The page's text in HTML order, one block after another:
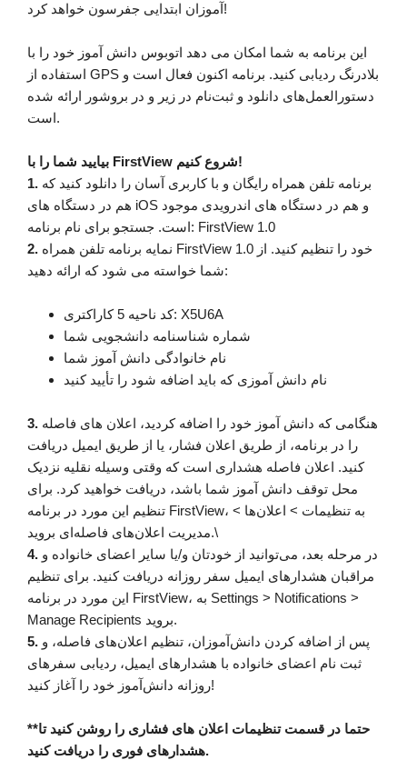
آموزان ابتدایی جفرسون خواهد کرد!
این برنامه به شما امکان می دهد اتوبوس دانش آموز خود را با
استفاده از GPS بلادرنگ ردیابی کنید. برنامه اکنون فعال است و
دستورالعمل‌های دانلود و ثبت‌نام در زیر و در بروشور ارائه شده
است.
بیایید شما را با FirstView شروع کنیم!
1.
هم در دستگاه های iOS و هم در دستگاه های اندرویدی موجود
است. جستجو برای نام برنامه: FirstView 1.0
2.
شما خواسته می شود که ارائه دهید:
کد ناحیه 5 کاراکتری: X5U6A
شماره شناسنامه دانشجویی شما
نام خانوادگی دانش آموز شما
نام دانش آموزی که باید اضافه شود را تأیید کنید
3.
را در برنامه، از طریق اعلان فشار، یا از طریق ایمیل دریافت
کنید. اعلان فاصله هشداری است که وقتی وسیله نقلیه نزدیک
محل توقف دانش آموز شما باشد، دریافت خواهید کرد. برای
تنظیم این مورد در برنامه FirstView، به تنظیمات > اعلان‌ها >
مدیریت اعلان‌های فاصله‌ای بروید.\
4.
مراقبان هشدارهای ایمیل سفر روزانه دریافت کنید. برای تنظیم
این مورد در برنامه FirstView، به Settings > Notifications >
Manage Recipients بروید.
5.
ثبت نام اعضای خانواده با هشدارهای ایمیل، ردیابی سفرهای
روزانه دانش‌آموز خود را آغاز کنید!
**حتما در قسمت تنظیمات اعلان های فشاری را روشن کنید تا
هشدارهای فوری را دریافت کنید.